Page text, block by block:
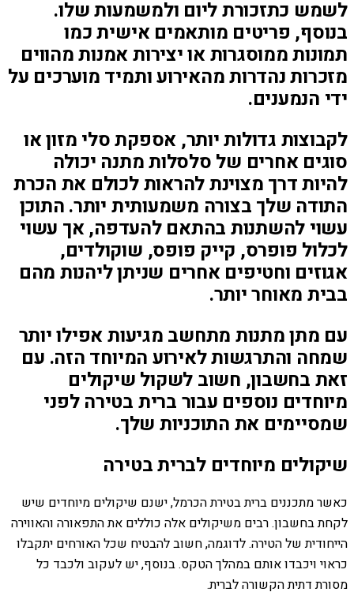
לשמש כתזכורת ליום ולמשמעות שלו.
בנוסף, פריטים מותאמים אישית כמו
תמונות ממוסגרות או יצירות אמנות מהווים
מזכרות נהדרות מהאירוע ותמיד מוערכים על
ידי הנמענים.
לקבוצות גדולות יותר, אספקת סלי מזון או
סוגים אחרים של סלסלות מתנה יכולה
להיות דרך מצוינת להראות לכולם את הכרת
התודה שלך בצורה משמעותית יותר. התוכן
עשוי להשתנות בהתאם להעדפה, אך עשוי
לכלול פופרס, קייק פופס, שוקולדים,
אגוזים וחטיפים אחרים שניתן ליהנות מהם
בבית מאוחר יותר.
עם מתן מתנות מתחשב מגיעות אפילו יותר
שמחה והתרגשות לאירוע המיוחד הזה. עם
זאת בחשבון, חשוב לשקול שיקולים
מיוחדים נוספים עבור ברית בטירה לפני
שמסיימים את התוכניות שלך.
שיקולים מיוחדים לברית בטירה
כאשר מתכננים ברית בטירת הכרמל, ישנם שיקולים מיוחדים שיש
לקחת בחשבון. רבים משיקולים אלה כוללים את התפאורה והאווירה
הייחודית של הטירה. לדוגמה, חשוב להבטיח שכל האורחים יתקבלו
כראוי ויכבדו אותם במהלך הטקס. בנוסף, יש לעקוב ולכבד כל
מסורת דתית הקשורה לברית.